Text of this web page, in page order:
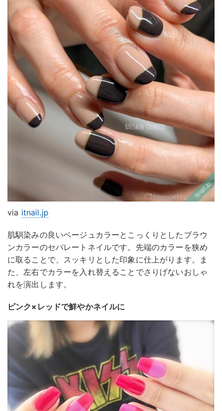
via itnail.jp
肌馴染みの良いベージュカラーとこっくりとしたブラウ
ンカラーのセパレートネイルです。先端のカラーを狭め
に取ることで、スッキリとした印象に仕上がります。ま
た、左右でカラーを入れ替えることでさりげないおしゃ
れを演出します。
ピンク×レッドで鮮やかネイルに